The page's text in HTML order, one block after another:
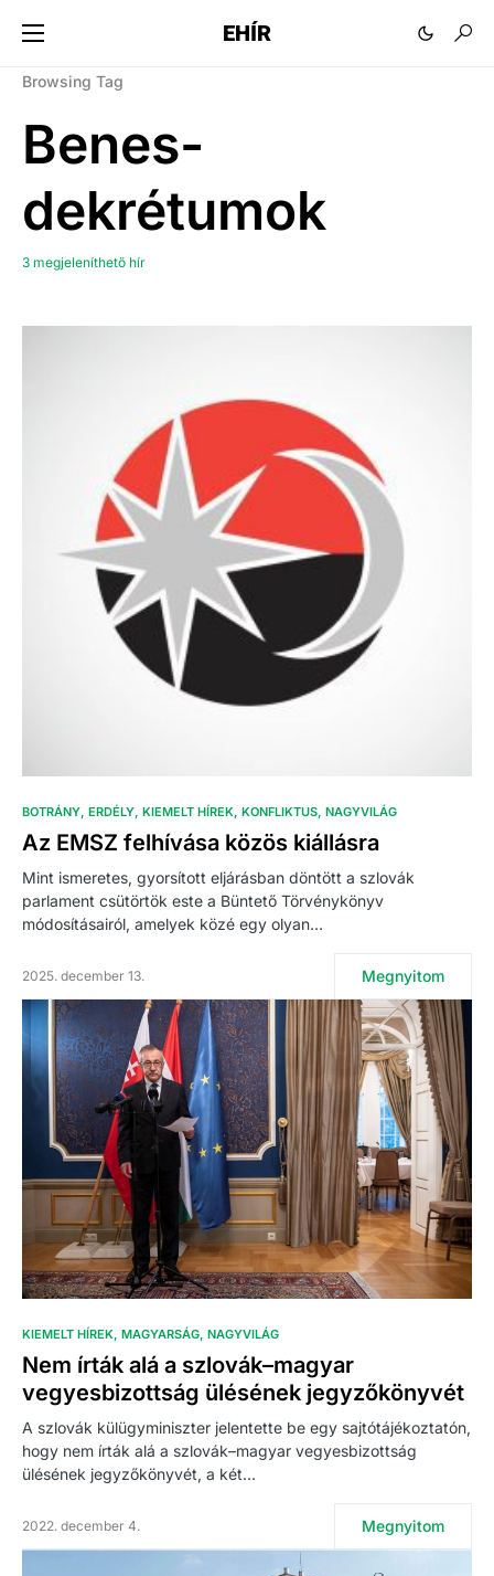
EHÍR
Browsing Tag
Benes-
dekrétumok
3 megjeleníthető hír
BOTRÁNY ERDÉLY KIEMELT HÍREK KONFLIKTUS NAGYVILÁG
Az EMSZ felhívása közös kiállásra
Mint ismeretes, gyorsított eljárásban döntött a szlovák
parlament csütörtök este a Büntető Törvénykönyv
módosításairól, amelyek közé egy olyan…
2025. december 13. Megnyitom
KIEMELT HÍREK MAGYARSÁG NAGYVILÁG
Nem írták alá a szlovák–magyar
vegyesbizottság ülésének jegyzőkönyvét
A szlovák külügyminiszter jelentette be egy sajtótájékoztatón,
hogy nem írták alá a szlovák–magyar vegyesbizottság
ülésének jegyzőkönyvét, a két…
2022. december 4. Megnyitom